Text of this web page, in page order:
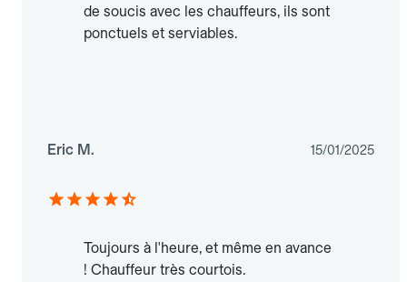
de soucis avec les chauffeurs, ils sont
ponctuels et serviables.
Eric M. 15/01/2025
Toujours à l'heure, et même en avance
! Chauffeur très courtois.